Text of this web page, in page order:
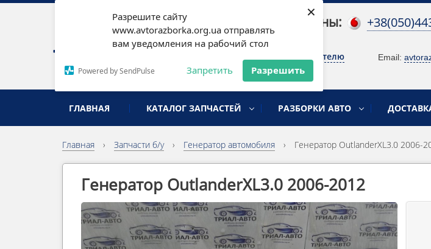
Разрешите сайту
www.avtorazborka.org.ua отправлять
вам уведомления на рабочий стол
Powered by SendPulse Запретить Разрешить
×
разборка иномарок
Наши телефоны:
Письмо руководителю Email:
ГЛАВНАЯ КАТАЛОГ ЗАПЧАСТЕЙ РАЗБОРКИ АВТО
Главная › Запчасти б/у › Генератор автомобиля › Генератор OutlanderXL3.0 2006-
Генератор OutlanderXL3.0 2006-2012